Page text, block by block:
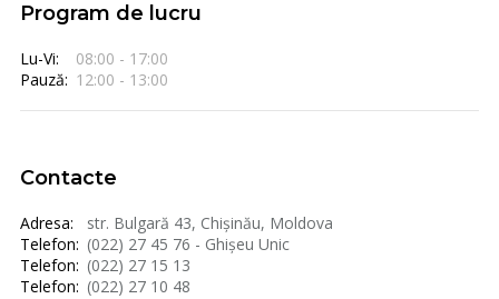
Program de lucru
Lu-Vi:
08:00 - 17:00
Pauză: 12:00 - 13:00
Contacte
Adresa:
str. Bulgară 43, Chișinău, Moldova
Telefon: (022) 27 45 76 - Ghișeu Unic
Telefon: (022) 27 15 13
Telefon: (022) 27 10 48